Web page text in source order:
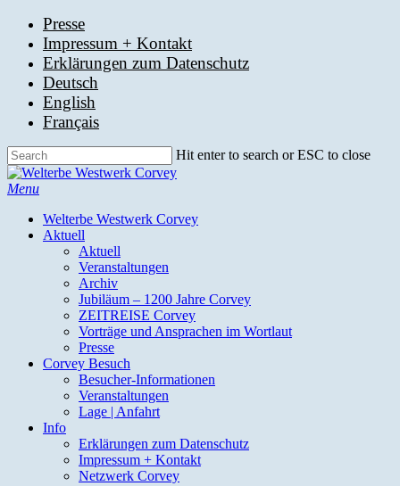
Skip
content
Presse
Impressum + Kontakt
Erklärungen zum Datenschutz
Deutsch
English
Français
Hit enter to search or ESC to close
Close
Search
search
Menu
Welterbe Westwerk Corvey
Aktuell
Aktuell
Veranstaltungen
Archiv
Jubiläum – 1200 Jahre Corvey
ZEITREISE Corvey
Vorträge und Ansprachen im Wortlaut
Presse
Corvey Besuch
Besucher-Informationen
Veranstaltungen
Lage | Anfahrt
Info
Erklärungen zum Datenschutz
Impressum + Kontakt
Netzwerk Corvey